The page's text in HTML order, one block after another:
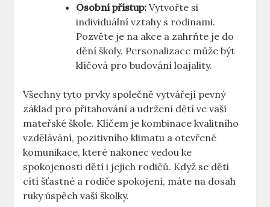
Osobní přístup: Vytvořte si
individuální vztahy s rodinami.
Pozvěte je na akce a zahrňte je do
dění školy. Personalizace může být
klíčová pro budování loajality.
Všechny tyto prvky společně vytvářejí pevný
základ pro přitahování a udržení dětí ve vaší
mateřské škole. Klíčem je kombinace kvalitního
vzdělávání, pozitivního klimatu a otevřené
komunikace, které nakonec vedou ke
spokojenosti dětí i jejich rodičů. Když se děti
cítí šťastné a rodiče spokojení, máte na dosah
ruky úspěch vaší školky.